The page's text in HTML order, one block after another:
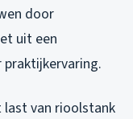
door
uit een
last van rioolstank